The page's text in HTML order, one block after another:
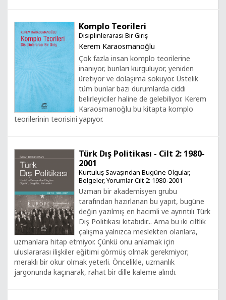
Komplo Teorileri
Disiplinlerarası Bir Giriş
Kerem Karaosmanoğlu
Çok fazla insan komplo teorilerine
inanıyor, bunları kurguluyor, yeniden
üretiyor ve dolaşıma sokuyor. Üstelik
tüm bunlar bazı durumlarda ciddi
belirleyiciler haline de gelebiliyor. Kerem
Karaosmanoğlu bu kitapta komplo
teorilerinin teorisini yapıyor.
Türk Dış Politikası - Cilt 2: 1980-
2001
Kurtuluş Savaşından Bugüne Olgular,
Belgeler, Yorumlar Cilt 2: 1980-2001
Uzman bir akademisyen grubu
tarafından hazırlanan bu yapıt, bugüne
değin yazılmış en hacimli ve ayrıntılı Türk
Dış Politikası kitabıdır... Ama bu iki ciltlik
çalışma yalnızca meslekten olanlara,
uzmanlara hitap etmiyor. Çünkü onu anlamak için
uluslararası ilişkiler eğitimi görmüş olmak gerekmiyor;
meraklı bir okur olmak yeterli. Öncelikle, uzmanlık
jargonunda kaçınarak, rahat bir dille kaleme alındı.